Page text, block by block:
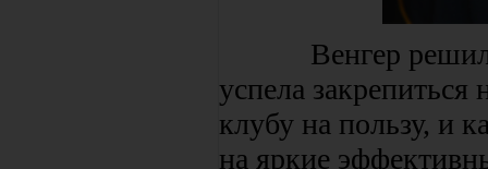
Венгер решил,
успела
клубу на пользу, и
на яркие